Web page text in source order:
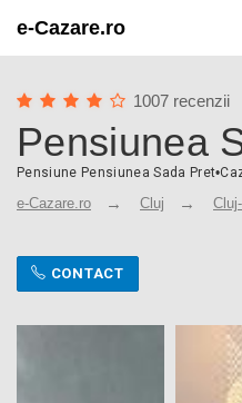
e-Cazare.ro
1007 recenzii
Pensiunea
Pensiune Pensiunea Sada Pret•
e-Cazare.ro Cluj
CONTACT